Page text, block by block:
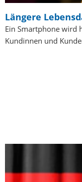
Längere
Ein Smartphone wird
Kundinnen und